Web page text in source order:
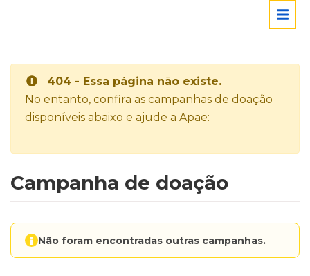
404 - Essa página não existe.
No entanto, confira as campanhas de doação
disponíveis abaixo e ajude a Apae:
Campanha de doação
Não foram encontradas outras campanhas.